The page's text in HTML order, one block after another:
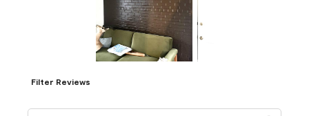
Filter Reviews